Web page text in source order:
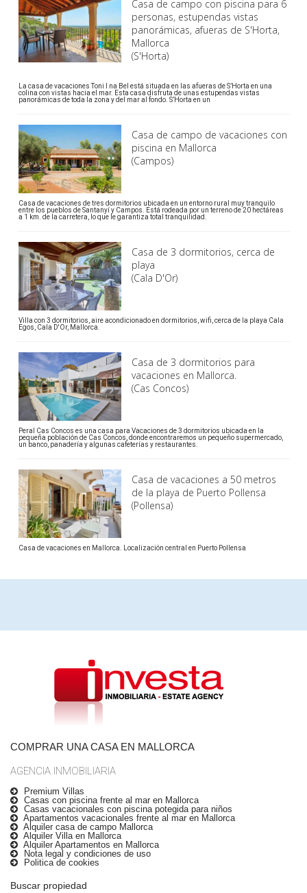
Casa de campo con piscina para 6
personas, estupendas vistas
panorámicas, afueras de S'Horta,
Mallorca
(S'Horta)
La casa de vacaciones Toni I na Bel está situada en las afueras de S’Horta en una
colina con vistas hacia el mar. Esta casa disfruta de unas estupendas vistas
panorámicas de toda la zona y del mar al fondo. S’Horta en un
Casa de campo de vacaciones con
piscina en Mallorca
(Campos)
Casa de vacaciones de tres dormitorios ubicada en un entorno rural muy tranquilo
entre los pueblos de Santanyí y Campos. Está rodeada por un terreno de 20 hectáreas
a 1 km. de la carretera, lo que le garantiza total tranquilidad.
Casa de 3 dormitorios, cerca de
playa
(Cala D'Or)
Villa con 3 dormitorios, aire acondicionado en dormitorios, wifi, cerca de la playa Cala
Egos, Cala D'Or, Mallorca.
Casa de 3 dormitorios para
vacaciones en Mallorca.
(Cas Concos)
Peral Cas Concos es una casa para Vacaciones de 3 dormitorios ubicada en la
pequeña población de Cas Concos, donde encontraremos un pequeño supermercado,
un banco, panadería y algunas cafeterías y restaurantes.
Casa de vacaciones a 50 metros
de la playa de Puerto Pollensa
(Pollensa)
Casa de vacaciones en Mallorca. Localización central en Puerto Pollensa
COMPRAR UNA CASA EN MALLORCA
AGENCIA INMOBILIARIA
Premium Villas
Casas con piscina frente al mar en Mallorca
Casas vacacionales con piscina potegida para niños
Apartamentos vacacionales frente al mar en Mallorca
Alquiler casa de campo Mallorca
Alquiler Villa en Mallorca
Alquiler Apartamentos en Mallorca
Nota legal y condiciones de uso
Politica de cookies
Buscar propiedad